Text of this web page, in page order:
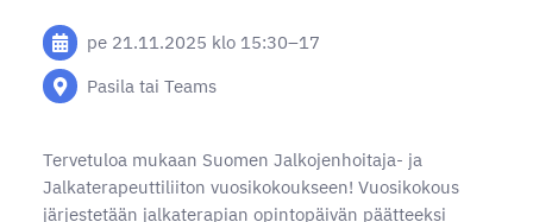
pe 21.11.2025 klo 15:30–17
Pasila tai Teams
Tervetuloa mukaan Suomen Jalkojenhoitaja- ja
Jalkaterapeuttiliiton vuosikokoukseen! Vuosikokous
järjestetään jalkaterapian opintopäivän päätteeksi